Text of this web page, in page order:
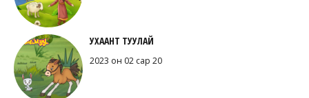
УХААНТ ТУУЛАЙ
2023 он 02 сар 20